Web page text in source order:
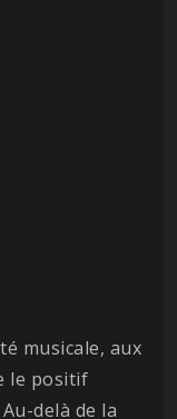
musicale, aux
le positif
delà de la